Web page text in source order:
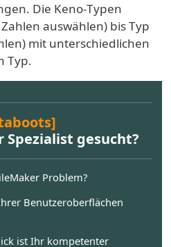
Die Keno-Typen
auswählen) bis Typ
mit unterschiedlichen
Typ.
Spezialist gesucht?
Problem?
Benutzeroberflächen
ist Ihr kompetenter